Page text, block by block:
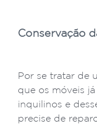
Conservação
Por se tratar de
que os móveis
inquilinos e
precise de